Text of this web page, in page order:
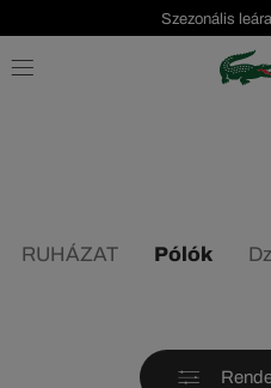
Szezonális
Ingyenes
RUHÁZAT Pólók